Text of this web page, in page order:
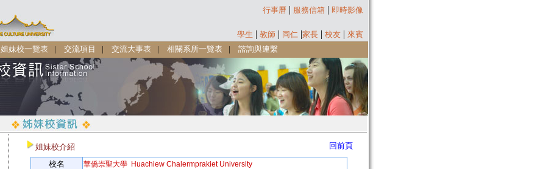
行事曆 | 服務信箱 | 即時影像
學生 | 教師 | 同仁 |家長 | 校友 | 來賓
姐妹校一覽表 | 交流項目 | 交流大事表 | 相關系所一覽表 | 諮詢與連繫
姐妹校介紹
回前頁
校名
華僑崇聖大學 Huachiew Chalermprakiet University